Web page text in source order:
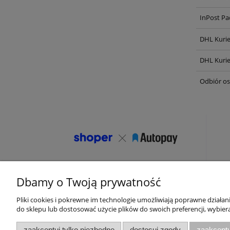
InPost
DHL
DHL
Odbiór
O nas
Dbamy o Twoją prywatność
Pliki cookies i pokrewne im technologie umożliwiają poprawne
do sklepu lub dostosować użycie plików do swoich preferencji,